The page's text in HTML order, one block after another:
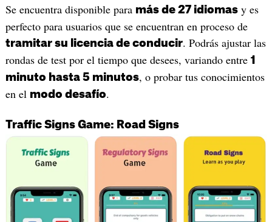
Se encuentra disponible para más de 27 idiomasy es
perfecto para usuarios que se encuentran en proceso de
tramitar su licencia de conducir. Podrás ajustar las
rondas de test por el tiempo que desees, variando entre 1
minuto hasta 5 minutos, o probar tus conocimientos
en el modo desafío.
Traffic Signs Game: Road Signs